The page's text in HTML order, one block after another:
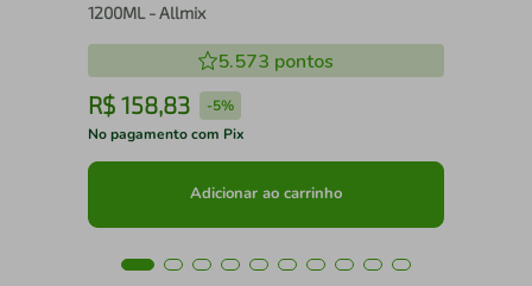
1200ML - Allmix
5.573 pontos
R$ 158,83 -5%
No pagamento com Pix
Adicionar ao carrinho